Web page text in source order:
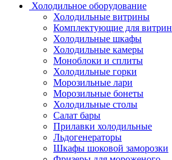
Холодильное оборудование
Холодильные витрины
Комплектующие для витрин
Холодильные шкафы
Холодильные камеры
Моноблоки и сплиты
Холодильные горки
Морозильные лари
Морозильные бонеты
Холодильные столы
Салат бары
Прилавки холодильные
Льдогенераторы
Шкафы шоковой заморозки